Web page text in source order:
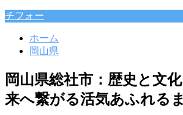
チフォー
ホーム
岡山県
岡山県総社市：歴史と文
来へ繋がる活気あふれる